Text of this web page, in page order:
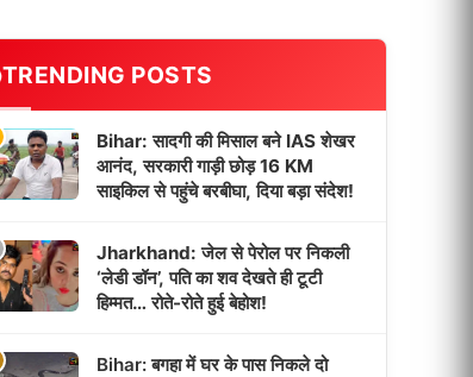
TRENDING POSTS
Bihar: सादगी की मिसाल बने IAS शेखर
आनंद, सरकारी गाड़ी छोड़ 16 KM
साइकिल से पहुंचे बरबीघा, दिया बड़ा संदेश!
Jharkhand: जेल से पेरोल पर निकली
‘लेडी डॉन’, पति का शव देखते ही टूटी
हिम्मत… रोते-रोते हुई बेहोश!
Bihar: बगहा में घर के पास निकले दो